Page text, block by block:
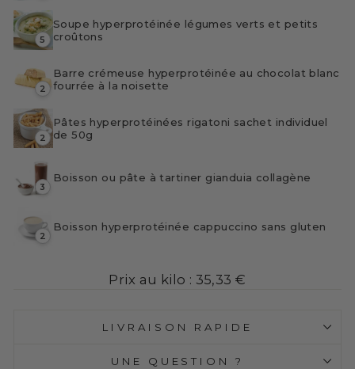
5
Soupe hyperprotéinée légumes verts et petits
croûtons
2
Barre crémeuse hyperprotéinée au chocolat blanc
fourrée à la noisette
2
Pâtes hyperprotéinées rigatoni sachet individuel
de 50g
3
Boisson ou pâte à tartiner gianduia collagène
2
Boisson hyperprotéinée cappuccino sans gluten
Prix au kilo : 35,33 €
LIVRAISON RAPIDE
UNE QUESTION ?